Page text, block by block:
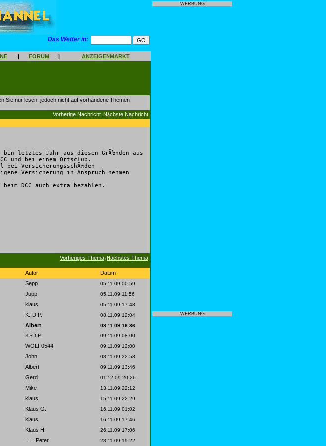
Das Wetter in:
| FORUM | ANZEIGENMARKT
Sie nur lesen, jedoch nicht auf vorhandene Themen
Vorherige Nachricht | Nächste Nachricht
letztes Jahr aus diesen GrÃ¼nden aus
und bei einem Ortsclub.
VersicherungsschÃ¤den
Versicherung in Anspruch nehmen
DCC auch extra bezahlen.
Vorheriges Thema | Nächstes Thema
Autor
Datum
Sepp 05.11.09 00:59
Jupp 05.11.09 11:56
klaus 05.11.09 17:48
K.-D.P. 08.11.09 12:04
Albert 08.11.09 16:36
K.-D.P. 09.11.09 08:00
WOLF0544 09.11.09 12:00
John 08.11.09 22:58
Albert 09.11.09 13:46
Gerd 01.12.09 20:26
Mike 13.11.09 22:12
klaus 15.11.09 22:29
Klaus G. 16.11.09 01:02
klaus 16.11.09 17:46
Klaus H. 26.11.09 17:06
.......Peter 28.11.09 19:22
WERBUNG
WERBUNG